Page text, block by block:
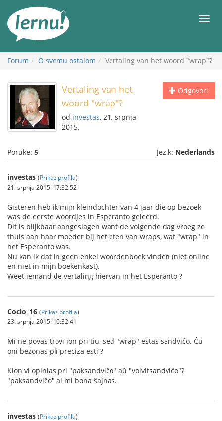
Meni
Forum O svemu ostalom Vertaling van het woord "wrap"?
Odgovori
Vertaling van het
woord "wrap"?
od investas, 21. srpnja
2015.
Poruke: 5 Jezik: Nederlands
investas (Prikaz profila)
21. srpnja 2015. 17:32:52
Gisteren heb ik mijn kleindochter van 4 jaar die op bezoek
was de eerste woordjes in Esperanto geleerd.
Dit is blijkbaar aangeslagen want de volgende dag vroeg ze
thuis aan haar moeder bij het eten van wraps, wat "wrap" in
het Esperanto was.
Nu kan ik dat in geen enkel woordenboek vinden (niet online
en niet in mijn boekenkast).
Weet iemand de vertaling hiervan in het Esperanto ?
Cocio_16 (Prikaz profila)
23. srpnja 2015. 10:32:41
Mi ne povas trovi ion pri tiu, sed "wrap" estas sandviĉo. Ĉu
oni bezonas pli preciza esti ?
Kion vi opinias pri "paksandviĉo" aŭ "volvitsandviĉo"?
"paksandviĉo" al mi bona ŝajnas.
investas (Prikaz profila)